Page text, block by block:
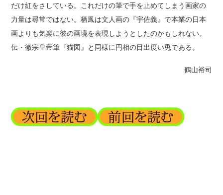
だけ紅をさしている。これだけの筆で手を止めてしまう画家の
力量は尋常ではない。栖鳳は文人画の『宇佐義』で本業の日本
画よりも気楽に彼の画境を表現しようとしたのかもしれない。
伝・徽宗皇帝筆『猫図』と同様に円相の目出度い兎である。
鶴山裕司